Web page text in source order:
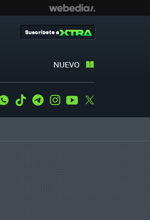
NUEVO
Suscríbete a
WhatsApp
Tiktok TelegramInstagramYoutube